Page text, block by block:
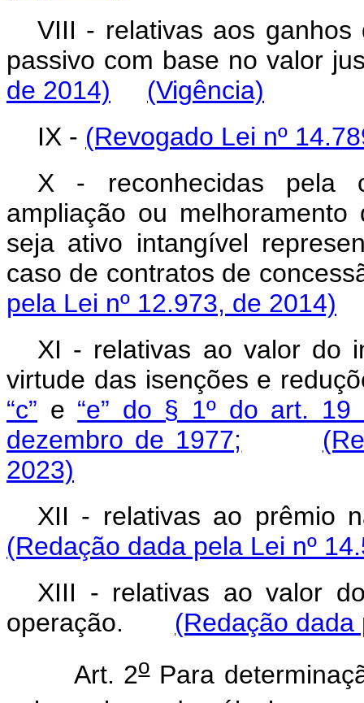
VIII - relativas aos
passivo com base no
de 2014)
(Vigência)
IX - (Revogado Lei nº
X - reconhecidas pela
ampliação ou
seja ativo intangível
caso de contratos de
pela Lei nº 12.973, de 2014)
XI - relativas ao valor do
virtude das isenções e
“c” e “e” do § 1º do art.
dezembro de 1977;
2023)
XII - relativas ao
(Redação dada pela Lei nº
XIII - relativas ao valor
operação. (Redação dada
Art. 2oPara